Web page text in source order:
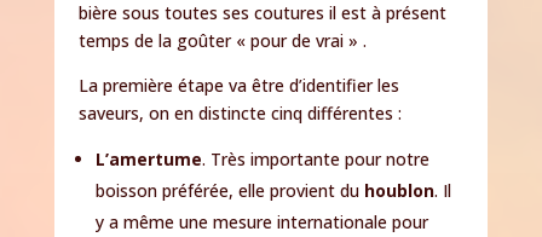
bière sous toutes ses coutures il est à présent
temps de la goûter « pour de vrai » .
La première étape va être d’identifier les
saveurs, on en distincte cinq différentes :
L’amertume. Très importante pour notre
boisson préférée, elle provient du houblon. Il
y a même une mesure internationale pour